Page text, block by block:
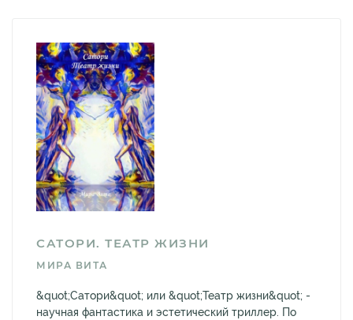
САТОРИ. ТЕАТР ЖИЗНИ
МИРА ВИТА
&quot;Сатори&quot; или &quot;Театр жизни&quot; -
научная фантастика и эстетический триллер. По